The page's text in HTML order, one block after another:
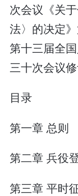
次会议《关
法〉的决定
第十三届全
三十次会议修
目录
第一章 总则
第二章 兵役
第三章 平时